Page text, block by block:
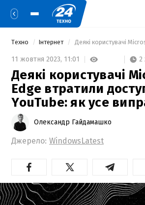
Техно Інтернет
11 жовтня 2023, 11:01 2
Деякі користувачі
Edge втратили
YouTube: як усе
Олександр Гайдамашко
Джерело: WindowsLatest